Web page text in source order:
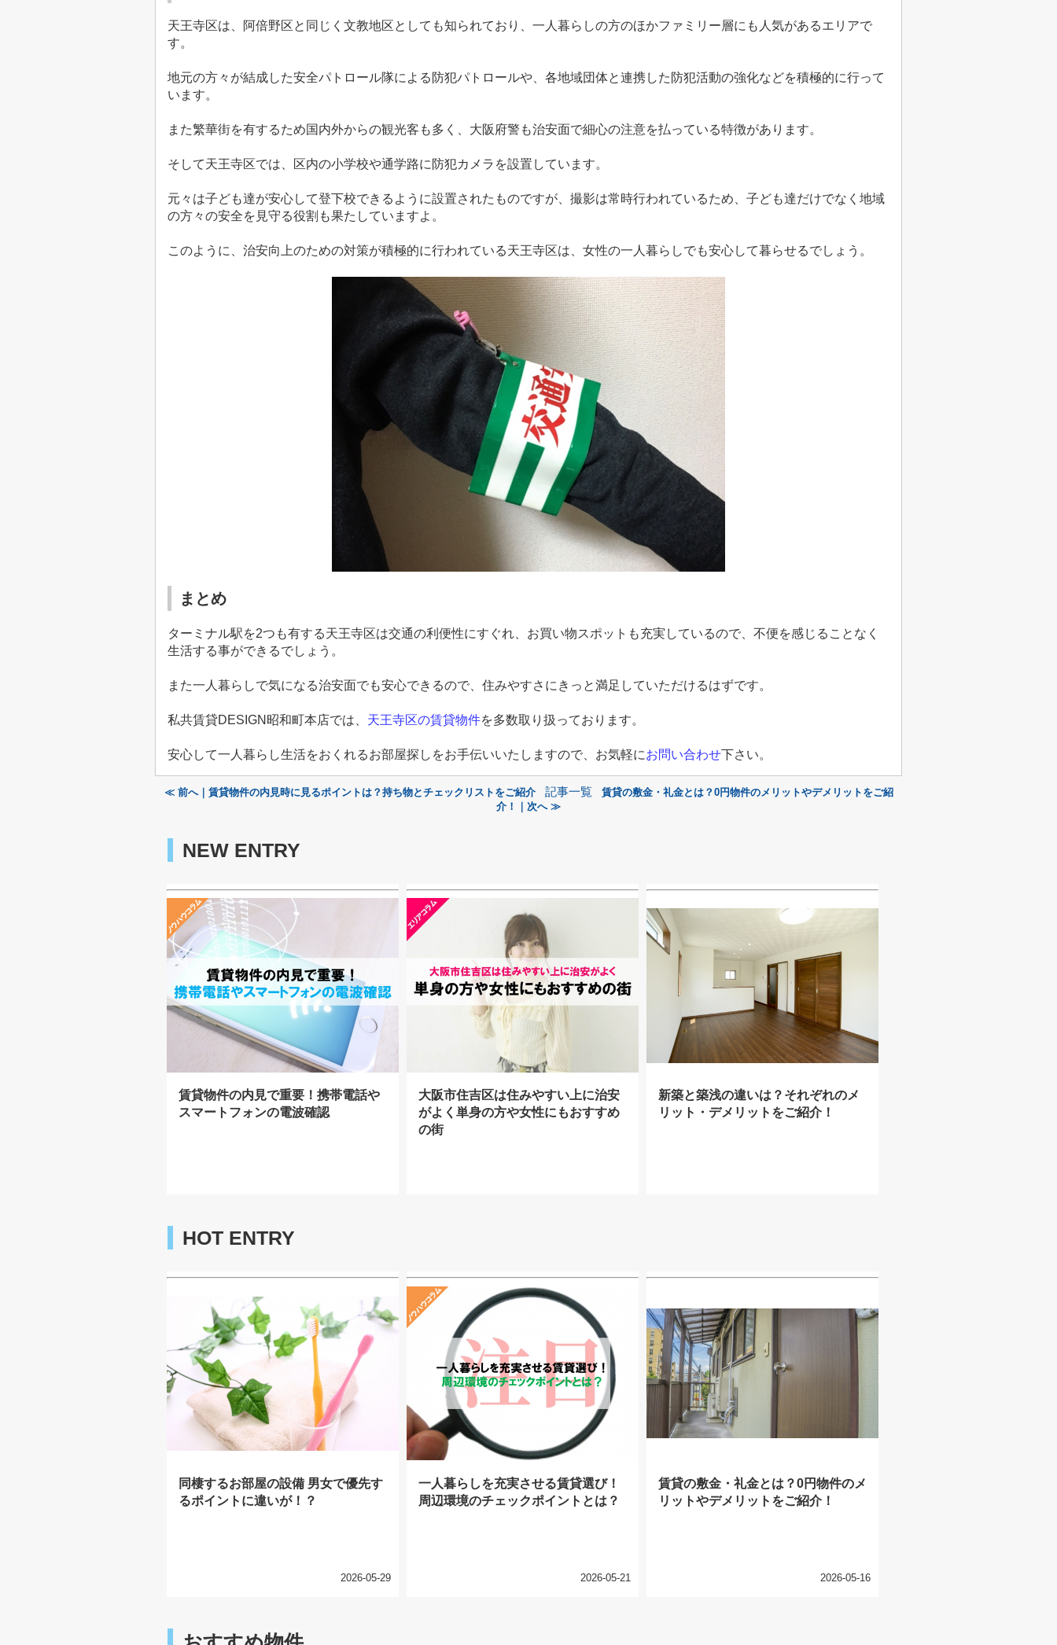
天王寺区は、阿倍野区と同じく文教地区としても知られており、一人暮らしの方のほかファミリー層にも人気があるエリアで
す。
地元の方々が結成した安全パトロール隊による防犯パトロールや、各地域団体と連携した防犯活動の強化などを積極的に行って
います。
また繁華街を有するため国内外からの観光客も多く、大阪府警も治安面で細心の注意を払っている特徴があります。
そして天王寺区では、区内の小学校や通学路に防犯カメラを設置しています。
元々は子ども達が安心して登下校できるように設置されたものですが、撮影は常時行われているため、子ども達だけでなく地域
の方々の安全を見守る役割も果たしていますよ。
このように、治安向上のための対策が積極的に行われている天王寺区は、女性の一人暮らしでも安心して暮らせるでしょう。
まとめ
ターミナル駅を2つも有する天王寺区は交通の利便性にすぐれ、お買い物スポットも充実しているので、不便を感じることなく
生活する事ができるでしょう。
また一人暮らしで気になる治安面でも安心できるので、住みやすさにきっと満足していただけるはずです。
私共賃貸DESIGN 昭和町本店では、 天王寺区の賃貸物件を多数取り扱っております。
安心して一人暮らし生活をおくれるお部屋探しをお手伝いいたしますので、お気軽にお問い合わせ下さい。
≪ 前へ｜賃貸物件の内見時に見るポイントは？持ち物とチェックリストをご紹介 記事一覧
賃貸の敷金・礼金とは？0円物件のメリットやデメリットをご紹
介！｜次へ ≫
NEW ENTRY
賃貸物件の内見で重要！携帯電話や
スマートフォンの電波確認
大阪市住吉区は住みやすい上に治安
がよく単身の方や女性にもおすすめ
の街
新築と築浅の違いは？それぞれのメ
リット・デメリットをご紹介！
HOT ENTRY
同棲するお部屋の設備 男女で優先す
るポイントに違いが！？
2026-05-29
一人暮らしを充実させる賃貸選び！
周辺環境のチェックポイントとは？
2026-05-21
賃貸の敷金・礼金とは？0円物件のメ
リットやデメリットをご紹介！
2026-05-16